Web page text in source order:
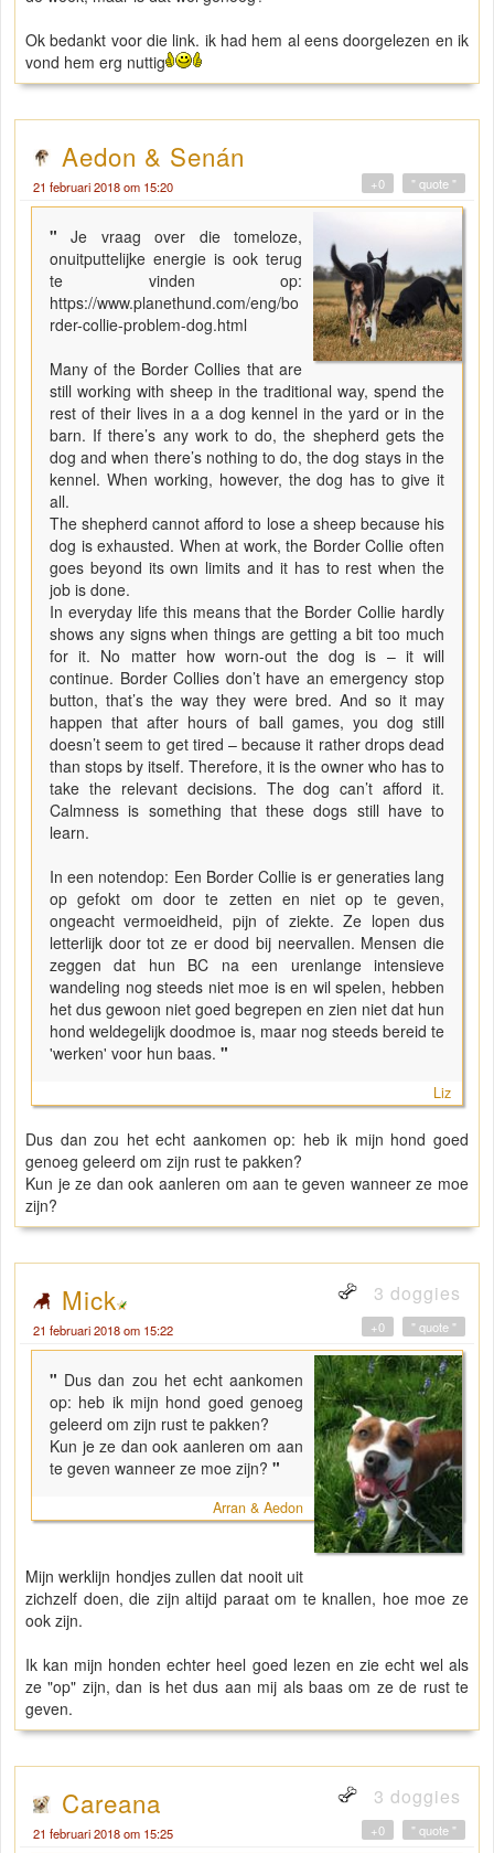
Ok bedankt voor die link. ik had hem al eens doorgelezen en ik
vond hem erg nuttig
Aedon & Senán
21 februari 2018 om 15:20 " quote "
+0
"Je vraag over die tomeloze,
onuitputtelijke energie is ook terug
te vinden op:
https://www.planethund.com/eng/bo
rder-collie-problem-dog.html
Many of the Border Collies that are
still working with sheep in the traditional way, spend the
rest of their lives in a a dog kennel in the yard or in the
barn. If there’s any work to do, the shepherd gets the
dog and when there’s nothing to do, the dog stays in the
kennel. When working, however, the dog has to give it
all.
The shepherd cannot afford to lose a sheep because his
dog is exhausted. When at work, the Border Collie often
goes beyond its own limits and it has to rest when the
job is done.
In everyday life this means that the Border Collie hardly
shows any signs when things are getting a bit too much
for it. No matter how worn-out the dog is – it will
continue. Border Collies don’t have an emergency stop
button, that’s the way they were bred. And so it may
happen that after hours of ball games, you dog still
doesn’t seem to get tired – because it rather drops dead
than stops by itself. Therefore, it is the owner who has to
take the relevant decisions. The dog can’t afford it.
Calmness is something that these dogs still have to
learn.
In een notendop: Een Border Collie is er generaties lang
op gefokt om door te zetten en niet op te geven,
ongeacht vermoeidheid, pijn of ziekte. Ze lopen dus
letterlijk door tot ze er dood bij neervallen. Mensen die
zeggen dat hun BC na een urenlange intensieve
wandeling nog steeds niet moe is en wil spelen, hebben
het dus gewoon niet goed begrepen en zien niet dat hun
hond weldegelijk doodmoe is, maar nog steeds bereid te
'werken' voor hun baas. "
Liz
Dus dan zou het echt aankomen op: heb ik mijn hond goed
genoeg geleerd om zijn rust te pakken?
Kun je ze dan ook aanleren om aan te geven wanneer ze moe
zijn?
Mick 3 doggies
21 februari 2018 om 15:22 " quote "
+0
" Dus dan zou het echt aankomen
op: heb ik mijn hond goed genoeg
geleerd om zijn rust te pakken?
Kun je ze dan ook aanleren om aan
te geven wanneer ze moe zijn? "
Arran & Aedon
Mijn werklijn hondjes zullen dat nooit uit
zichzelf doen, die zijn altijd paraat om te knallen, hoe moe ze
ook zijn.
Ik kan mijn honden echter heel goed lezen en zie echt wel als
ze "op" zijn, dan is het dus aan mij als baas om ze de rust te
geven.
Careana 3 doggies
21 februari 2018 om 15:25 " quote "
+0